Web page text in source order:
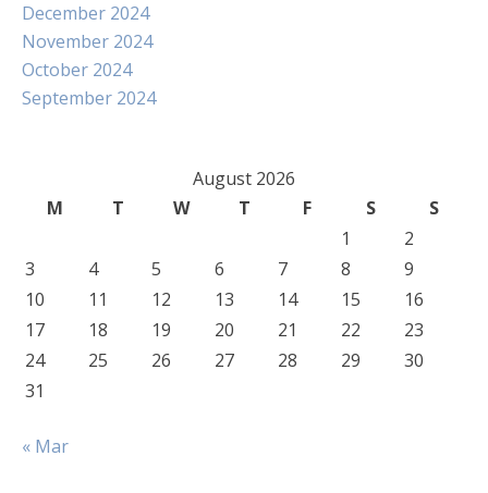
December 2024
November 2024
October 2024
September 2024
August 2026
M
T W T F S
S
1
2
3
4 5 6 7 8
9
10
11 12 13 14 15
16
17
18 19 20 21 22
23
24
25 26 27 28 29
30
31
« Mar